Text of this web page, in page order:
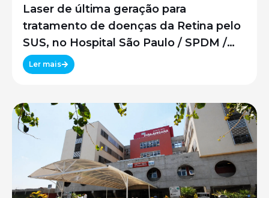
Laser de última geração para
tratamento de doenças da Retina pelo
SUS, no Hospital São Paulo / SPDM /
UNIFESP
Ler mais